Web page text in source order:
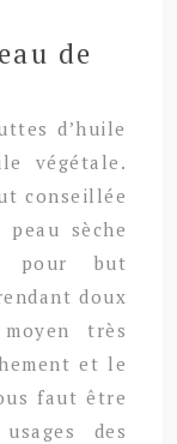
de
d’huile
végétale.
conseillée
sèche
pour but
doux
très
et le
faut être
des